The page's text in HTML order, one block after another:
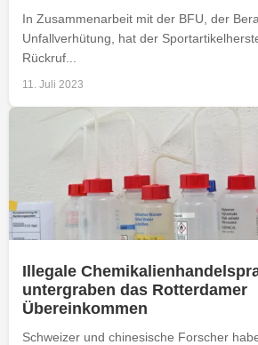
In Zusammenarbeit mit der BFU, der
Unfallverhütung, hat der
Rückruf...
11. Juli 2023
Illegale
untergraben das Rotterdamer
Übereinkommen
Schweizer und chinesische Forscher